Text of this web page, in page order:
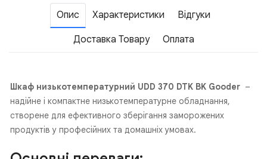
Опис Характеристики Відгуки
Доставка Товару Оплата
Шкаф низькотемпературний UDD 370 DTK BK Gooder –
надійне і компактне низькотемпературне обладнання,
створене для ефективного зберігання заморожених
продуктів у професійних та домашніх умовах.